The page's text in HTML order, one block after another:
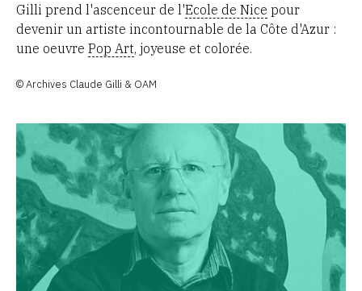
Gilli prend l'ascenceur de l'Ecole de Nice pour
devenir un artiste incontournable de la Côte d'Azur :
une oeuvre Pop Art, joyeuse et colorée.
© Archives Claude Gilli & OAM